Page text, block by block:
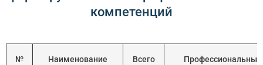
компетенций
№
Наименование
Всего